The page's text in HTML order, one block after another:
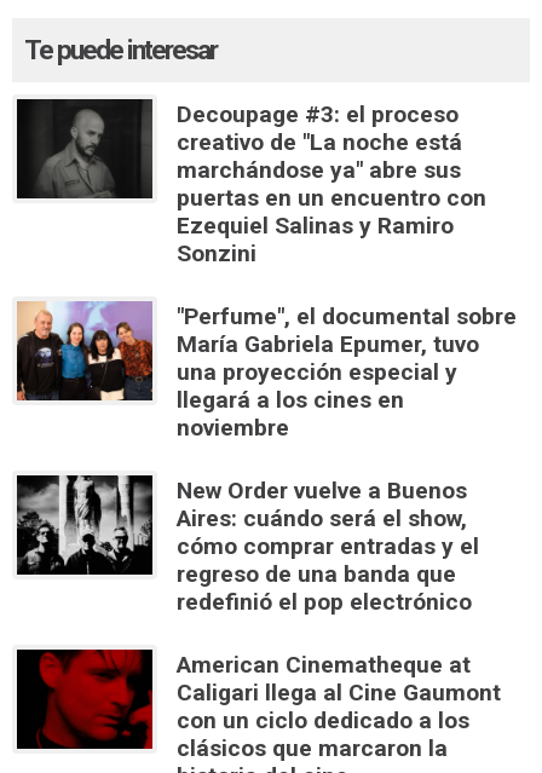
Te puede interesar
Decoupage #3: el proceso
creativo de "La noche está
marchándose ya" abre sus
puertas en un encuentro con
Ezequiel Salinas y Ramiro
Sonzini
"Perfume", el documental sobre
María Gabriela Epumer, tuvo
una proyección especial y
llegará a los cines en
noviembre
New Order vuelve a Buenos
Aires: cuándo será el show,
cómo comprar entradas y el
regreso de una banda que
redefinió el pop electrónico
American Cinematheque at
Caligari llega al Cine Gaumont
con un ciclo dedicado a los
clásicos que marcaron la